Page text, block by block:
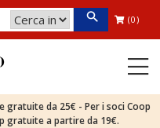
(0)
gratuite da 25€ - Per i soci Coop
gratuite a partire da 19€.